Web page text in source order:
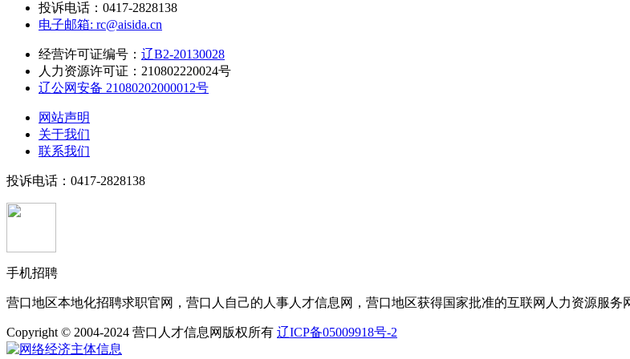
投诉电话：0417-2828138
电子邮箱: rc@aisida.cn
经营许可证编号： 辽B2-20130028
人力资源许可证：210802220024号
辽公网安备 21080202000012号
网站声明
关于我们
联系我们
投诉电话：0417-2828138
手机招聘
营口地区本地化招聘求职官网，营口人自己的人事人才信息网，营口地区获得国家批准的互联网人力资源服务
Copyright © 2004-2024 营口人才信息网版权所有 辽ICP备05009918号-2